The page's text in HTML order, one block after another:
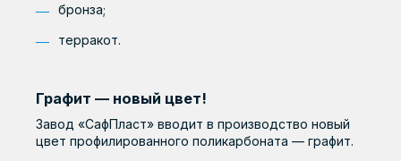
бронза;
терракот.
Графит — новый цвет!
Завод «СафПласт» вводит в производство новый
цвет профилированного поликарбоната — графит.